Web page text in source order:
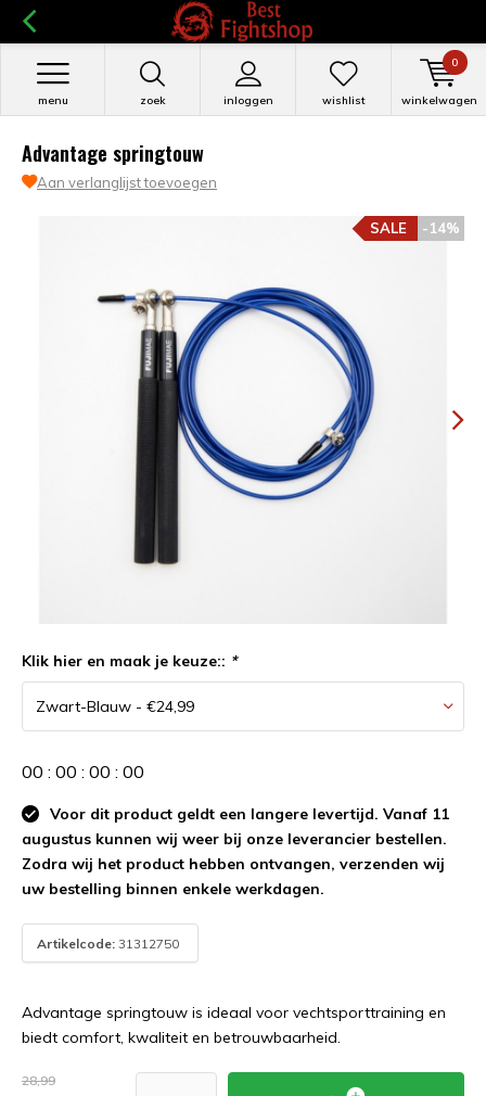
zoek inloggen
menu wishlist winkelwagen
0
Advantage springtouw
Aan verlanglijst toevoegen
-14%
SALE
Klik hier en maak je keuze:: *
00 : 00 : 00 : 00
Voor dit product geldt een langere levertijd. Vanaf 11
augustus kunnen wij weer bij onze leverancier bestellen.
Zodra wij het product hebben ontvangen, verzenden wij
uw bestelling binnen enkele werkdagen.
Artikelcode: 31312750
Advantage springtouw is ideaal voor vechtsporttraining en
biedt comfort, kwaliteit en betrouwbaarheid.
28,99